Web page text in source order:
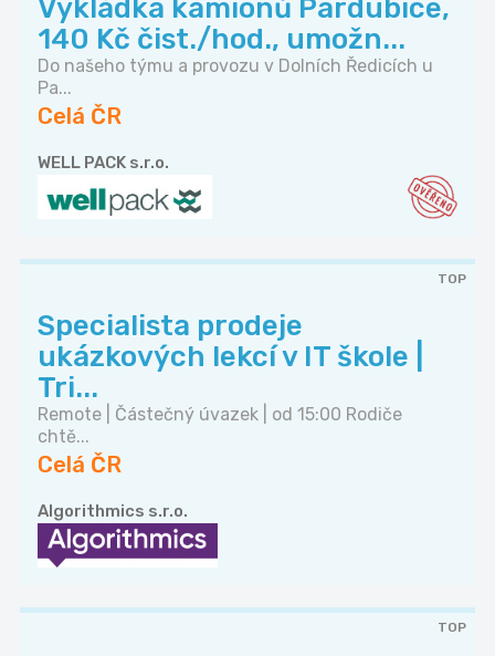
Vykládka kamionů Pardubice,
140 Kč čist./hod., umožn...
Do našeho týmu a provozu v Dolních Ředicích u
Pa...
Celá ČR
WELL PACK s.r.o.
TOP
Specialista prodeje
ukázkových lekcí v IT škole |
Tri...
Remote | Částečný úvazek | od 15:00 Rodiče
chtě...
Celá ČR
Algorithmics s.r.o.
TOP